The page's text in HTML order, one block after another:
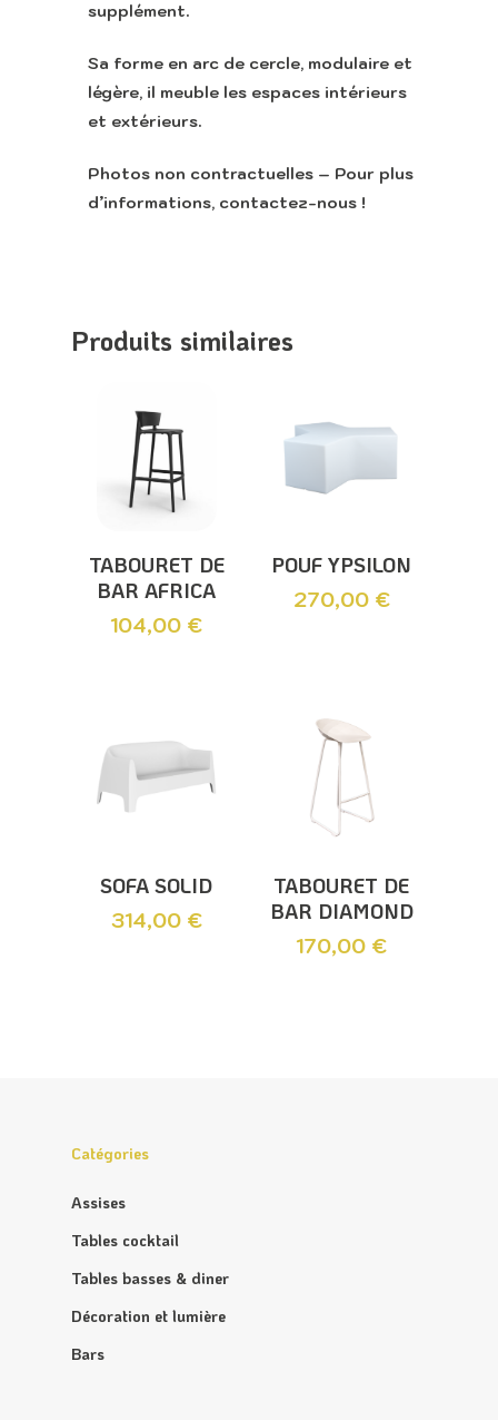
supplément.
Sa forme en arc de cercle, modulaire et
légère, il meuble les espaces intérieurs
et extérieurs.
Photos non contractuelles – Pour plus
d’informations, contactez-nous !
Produits similaires
Ajouter Au
Panier
TABOURET DE
BAR AFRICA
104,00 €
Ajouter Au
POUF YPSILON
270,00 €
Ajouter Au
SOFA SOLID
314,00 €
Ajouter Au
Panier
TABOURET DE
BAR DIAMOND
170,00 €
Catégories
Assises
Tables cocktail
Tables basses & diner
Décoration et lumière
Bars
Lounge
Appeler